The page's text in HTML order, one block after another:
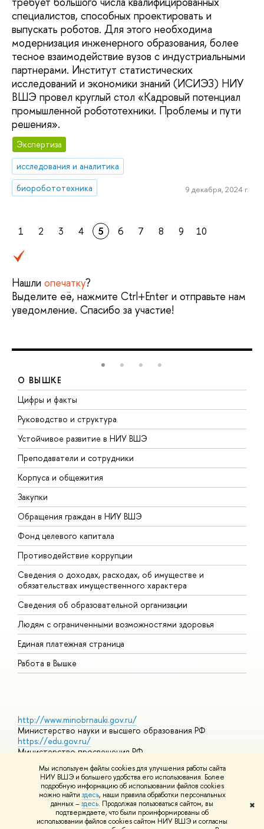
Мы используем файлы cookies для улучшения работы сайта
НИУ ВШЭ и большего удобства его использования. Более
подробную информацию об использовании файлов cookies
можно найти здесь, наши правила обработки персональных
данных –здесь. Продолжая пользоваться сайтом, вы
подтверждаете, что были проинформированы об
использовании файлов cookies сайтом НИУ ВШЭ и согласны
✖
специалистов, способных проектировать и
выпускать роботов. Для этого необходима
модернизация инженерного образования, более
тесное взаимодействие вузов с индустриальными
партнерами. Институт статистических
исследований и экономики знаний (ИСИЭЗ) НИУ
ВШЭ провел круглый стол «Кадровый потенциал
промышленной робототехники. Проблемы и пути
решения».
Экспертиза
исследования и аналитика
биоробототехника
9 декабря, 2024 г.
1 2 3 4 5 6 7 8 9 10
Нашли опечатку?
Выделите её, нажмите Ctrl+Enter и отправьте нам
уведомление. Спасибо за участие!
О ВЫШКЕ
Цифры и факты
Руководство и структура
Устойчивое развитие в НИУ ВШЭ
Преподаватели и сотрудники
Корпуса и общежития
Закупки
Обращения граждан в НИУ ВШЭ
Фонд целевого капитала
Противодействие коррупции
Сведения о доходах, расходах, об имуществе и
обязательствах имущественного характера
Сведения об образовательной организации
Людям с ограниченными возможностями здоровья
Единая платежная страница
Работа в Вышке
http://www.minobrnauki.gov.ru/
Министерство науки и высшего образования РФ
https://edu.gov.ru/
Министерство просвещения РФ
Массовые открытые онлайн-курсы
© НИУ ВШЭ 1993–2026 Адреса и контактыУсловия
использования материалов Политика конфиденциальности